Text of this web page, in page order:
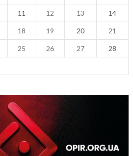
11 12 13 14
18 19 20 21
25 26 27 28